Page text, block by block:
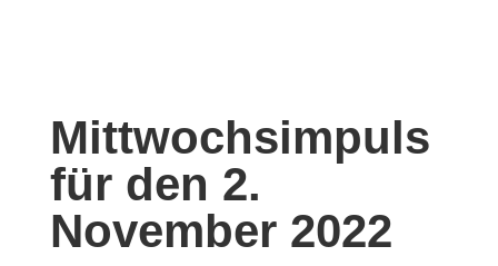
Mittwochsimpuls
für den 2.
November 2022